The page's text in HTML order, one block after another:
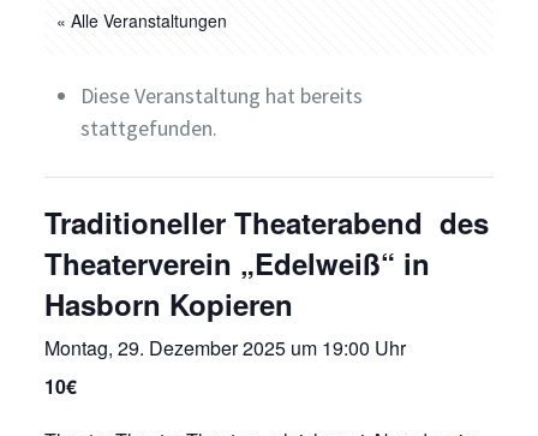
« Alle Veranstaltungen
Diese Veranstaltung hat bereits
stattgefunden.
Traditioneller Theaterabend des
Theaterverein „Edelweiß“ in
Hasborn Kopieren
Montag, 29. Dezember 2025 um 19:00 Uhr
10€